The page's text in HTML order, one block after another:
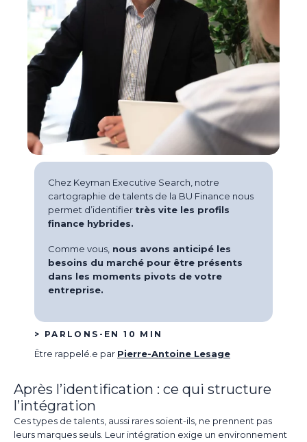
Chez Keyman Executive Search, notre
cartographie de talents de la BU Finance nous
permet d’identifier très vite les profils
finance hybrides.
Comme vous, nous avons anticipé les
besoins du marché pour être présents
dans les moments pivots de votre
entreprise.
> PARLONS-EN 10 MIN
Être rappelé.e par Pierre-Antoine Lesage
Après l’identification : ce qui structure
l’intégration
Ces types de talents, aussi rares soient-ils, ne prennent pas
leurs marques seuls. Leur intégration exige un environnement